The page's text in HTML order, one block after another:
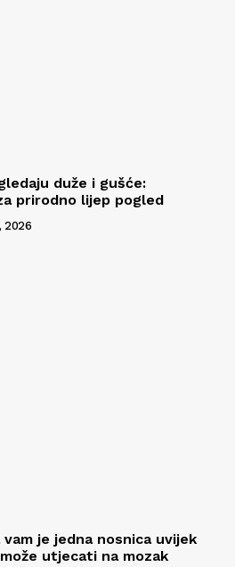
duže i gušće:
prirodno lijep pogled
2026
je jedna nosnica uvijek
utjecati na mozak